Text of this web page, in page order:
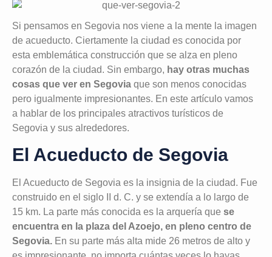
Si pensamos en Segovia nos viene a la mente la imagen
de acueducto. Ciertamente la ciudad es conocida por
esta emblemática construcción que se alza en pleno
corazón de la ciudad. Sin embargo, hay otras muchas
cosas que ver en Segovia que son menos conocidas
pero igualmente impresionantes. En este artículo vamos
a hablar de los principales atractivos turísticos de
Segovia y sus alrededores.
El Acueducto de Segovia
El Acueducto de Segovia es la insignia de la ciudad. Fue
construido en el siglo II d. C. y se extendía a lo largo de
15 km. La parte más conocida es la arquería que se
encuentra en la plaza del Azoejo, en pleno centro de
Segovia. En su parte más alta mide 26 metros de alto y